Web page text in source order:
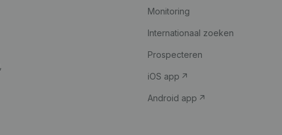
Monitoring
Internationaal zoeken
Prospecteren
iOS app
Android app